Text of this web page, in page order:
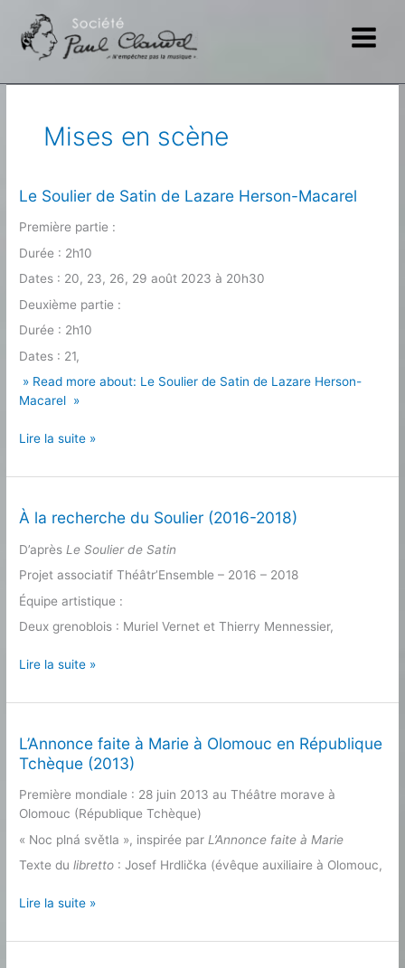
contenu
Mises en scène
Le Soulier de Satin de Lazare Herson-Macarel
Première partie :
Durée : 2h10
Dates : 20, 23, 26, 29 août 2023 à 20h30
Deuxième partie :
Durée : 2h10
Dates : 21,
» Read more about: Le Soulier de Satin de Lazare Herson-
Macarel »
Le
de
de
Herson-
Macarel
Lire la suite »
À la recherche du Soulier (2016-2018)
D’après Le Soulier de Satin
Projet associatif Théâtr’Ensemble – 2016 – 2018
Équipe artistique :
Deux grenoblois : Muriel Vernet et Thierry Mennessier,
À
recherche
Soulier
(2016-
Lire la suite »
L’Annonce faite à Marie à Olomouc en République
Tchèque (2013)
Première mondiale : 28 juin 2013 au Théâtre morave à
Olomouc (République Tchèque)
« Noc plná světla », inspirée par L’Annonce faite à Marie
Texte dulibretto : Josef Hrdlička (évêque auxiliaire à Olomouc,
L’Annonce
à
Lire la suite »